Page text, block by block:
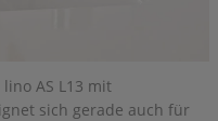
AS L13 mit
sich gerade auch für